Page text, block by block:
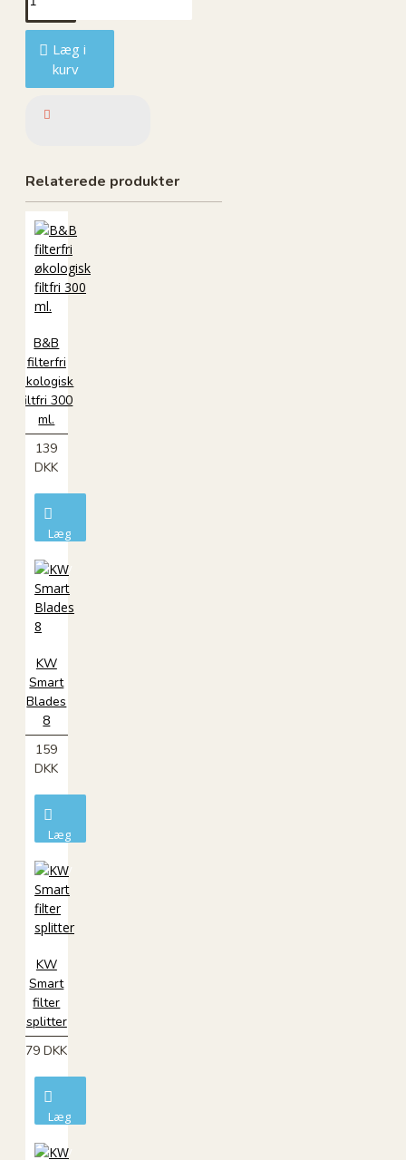
Læg i
kurv
Relaterede produkter
B&B
filterfri
økologisk
filtfri 300
ml.
139
DKK
Læg
kurv
KW
Smart
Blades
8
159
DKK
Læg
kurv
KW
Smart
filter
splitter
79 DKK
Læg
kurv